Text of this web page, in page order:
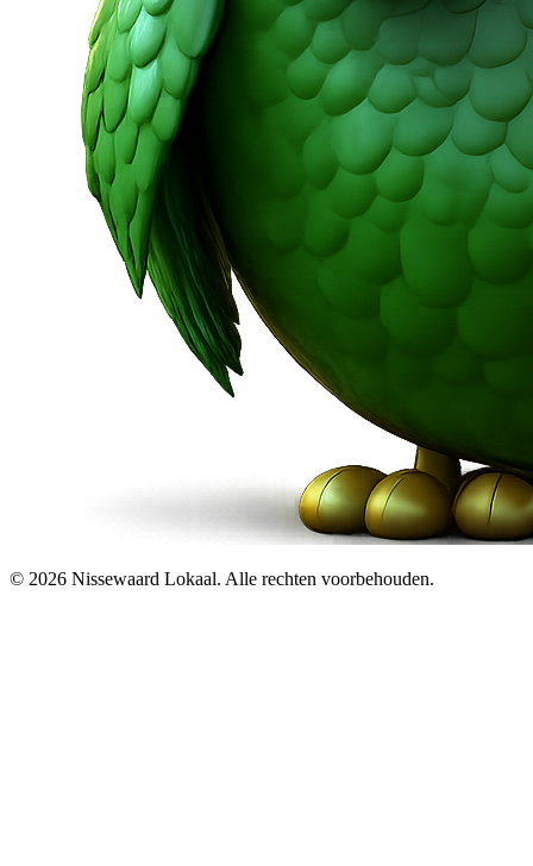
© 2026 Nissewaard Lokaal. Alle rechten voorbehouden.